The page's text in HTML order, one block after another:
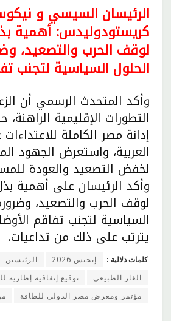
الرئيسان السيسي و
كريستودوليدس: أهمية
لوقف الحرب والتصعيد،
الحلول السياسية لتجنب
وأكد المتحدث الرسمي أن
التطورات الإقليمية
إدانة مصر الكاملة
العربية، واستعرض الجهود
لخفض التصعيد والعودة
وأكد الرئيسان على أهمية
لوقف الحرب والتصعيد،
السياسية لتجنب تفاقم
يترتب على ذلك من تداعيات.
كلمات دلالية : إيجبس 2026
الغاز الطبيعي
توقيع إتفاقية إطارية
مؤتمر ومعرض مصر الدولي للطاقة